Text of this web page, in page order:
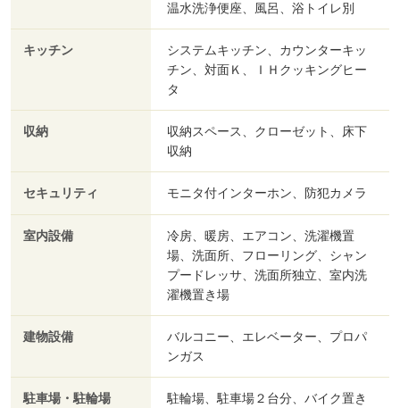
温水洗浄便座、風呂、浴トイレ別
キッチン
システムキッチン、カウンターキッ
チン、対面Ｋ、ＩＨクッキングヒー
タ
収納
収納スペース、クローゼット、床下
収納
セキュリティ モニタ付インターホン、防犯カメラ
室内設備
冷房、暖房、エアコン、洗濯機置
場、洗面所、フローリング、シャン
プードレッサ、洗面所独立、室内洗
濯機置き場
建物設備
バルコニー、エレベーター、プロパ
ンガス
駐車場・駐輪場
駐輪場、駐車場２台分、バイク置き